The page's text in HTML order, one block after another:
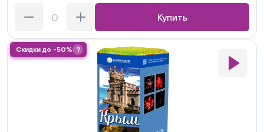
Купить
Скидки до -50% ?